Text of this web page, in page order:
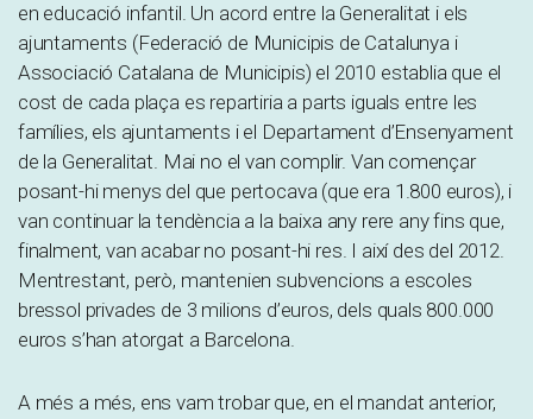
en educació infantil. Un acord entre la Generalitat i els
ajuntaments (Federació de Municipis de Catalunya i
Associació Catalana de Municipis) el 2010 establia que el
cost de cada plaça es repartiria a parts iguals entre les
famílies, els ajuntaments i el Departament d’Ensenyament
de la Generalitat. Mai no el van complir. Van començar
posant-hi menys del que pertocava (que era 1.800 euros), i
van continuar la tendència a la baixa any rere any fins que,
finalment, van acabar no posant-hi res. I així des del 2012.
Mentrestant, però, mantenien subvencions a escoles
bressol privades de 3 milions d’euros, dels quals 800.000
euros s’han atorgat a Barcelona.
A més a més, ens vam trobar que, en el mandat anterior,